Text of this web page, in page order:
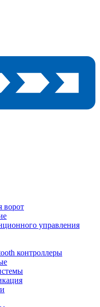
ворот
управления
контроллеры